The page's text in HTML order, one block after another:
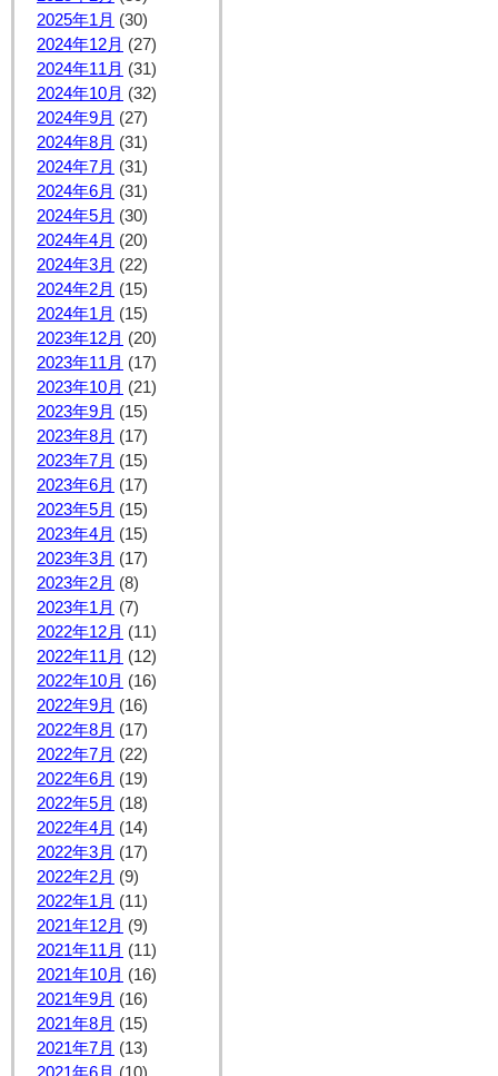
2025年1月 (30)
2024年12月 (27)
2024年11月 (31)
2024年10月 (32)
2024年9月 (27)
2024年8月 (31)
2024年7月 (31)
2024年6月 (31)
2024年5月 (30)
2024年4月 (20)
2024年3月 (22)
2024年2月 (15)
2024年1月 (15)
2023年12月 (20)
2023年11月 (17)
2023年10月 (21)
2023年9月 (15)
2023年8月 (17)
2023年7月 (15)
2023年6月 (17)
2023年5月 (15)
2023年4月 (15)
2023年3月 (17)
2023年2月 (8)
2023年1月 (7)
2022年12月 (11)
2022年11月 (12)
2022年10月 (16)
2022年9月 (16)
2022年8月 (17)
2022年7月 (22)
2022年6月 (19)
2022年5月 (18)
2022年4月 (14)
2022年3月 (17)
2022年2月 (9)
2022年1月 (11)
2021年12月 (9)
2021年11月 (11)
2021年10月 (16)
2021年9月 (16)
2021年8月 (15)
2021年7月 (13)